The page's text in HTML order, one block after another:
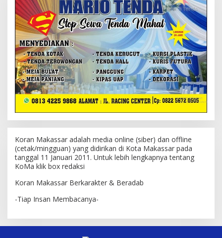
Koran Makassar adalah media online (siber) dan offline
(cetak/mingguan) yang didirikan di Kota Makassar pada
tanggal 11 Januari 2011. Untuk lebih lengkapnya tentang
KoMa klik box redaksi
Koran Makassar Berkarakter & Beradab
-Tiap Insan Membacanya-